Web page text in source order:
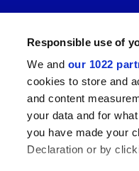
Responsible use of
We and our 1022
cookies to store and
and content
your data and for
you have made your
Declaration or by
41049 Sassuolo (MO) Italy